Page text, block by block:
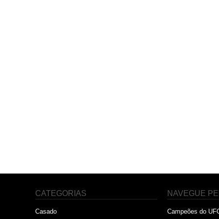
CATEGORIAS
Casado
NAVEGUE
Campeões do